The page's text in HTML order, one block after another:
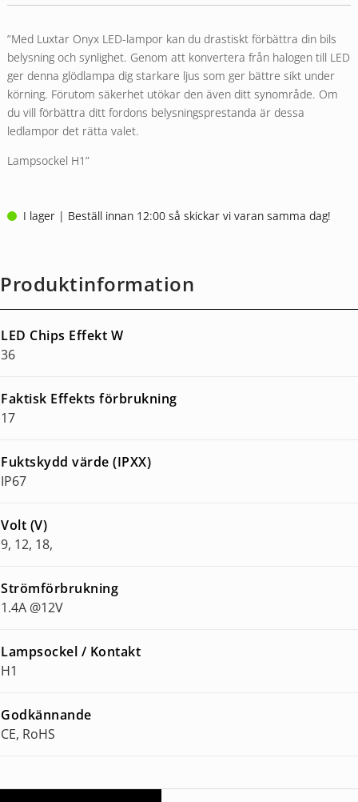
”Med Luxtar Onyx LED-lampor kan du drastiskt förbättra din bils
belysning och synlighet. Genom att konvertera från halogen till LED
ger denna glödlampa dig starkare ljus som ger bättre sikt under
körning. Förutom säkerhet utökar den även ditt synområde. Om
du vill förbättra ditt fordons belysningsprestanda är dessa
ledlampor det rätta valet.
Lampsockel H1”
I lager | Beställ innan 12:00 så skickar vi varan samma dag!
Produktinformation
LED Chips Effekt W
36
Faktisk Effekts förbrukning
17
Fuktskydd värde (IPXX)
IP67
Volt (V)
9, 12, 18,
Strömförbrukning
1.4A @12V
Lampsockel / Kontakt
H1
Godkännande
CE, RoHS